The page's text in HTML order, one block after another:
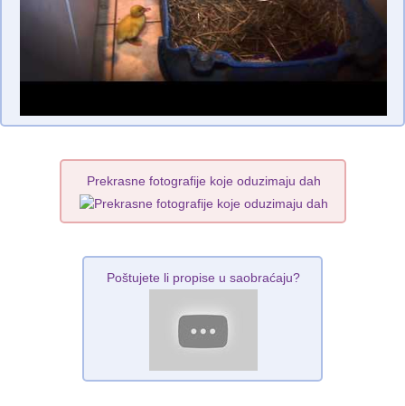
Prekrasne fotografije koje oduzimaju dah
Poštujete li propise u saobraćaju?